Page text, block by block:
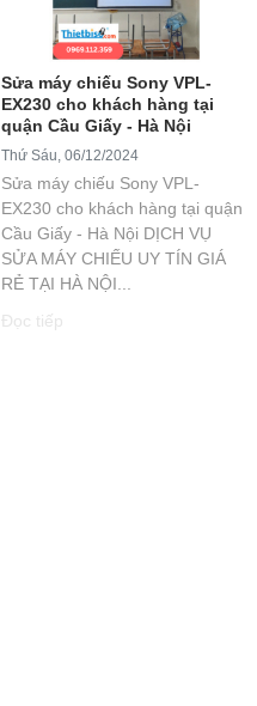
Sửa máy chiếu Sony VPL-
EX230 cho khách hàng tại
quận Cầu Giấy - Hà Nội
Thứ Sáu, 06/12/2024
Sửa máy chiếu Sony VPL-
EX230 cho khách hàng tại quận
Cầu Giấy - Hà Nội DỊCH VỤ
SỬA MÁY CHIẾU UY TÍN GIÁ
RẺ TẠI HÀ NỘI...
Đọc tiếp